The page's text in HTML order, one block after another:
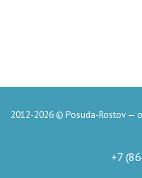
2012-2026 © Posuda-Rostov —
+7